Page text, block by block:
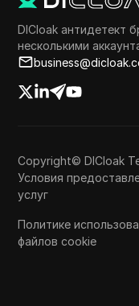
DICloak антидетект
несколькими
Copyright© DICloak
Условия
услуг
Политике
файлов cookie